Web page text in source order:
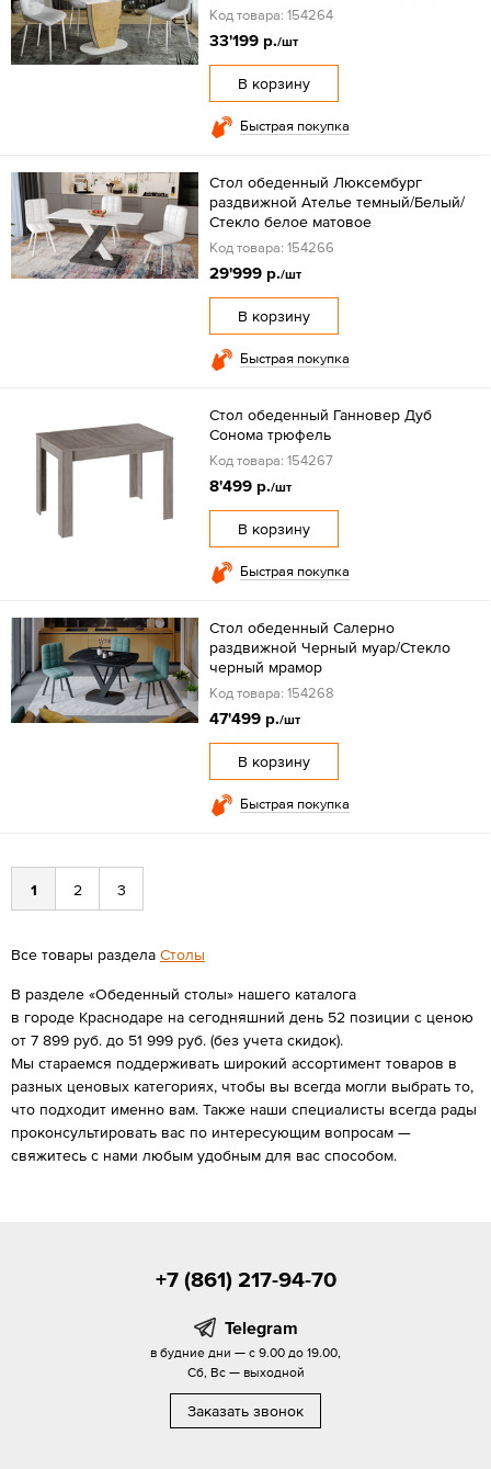
Код товара: 154264
33'199 р./шт
В корзину
Быстрая покупка
Стол обеденный Люксембург
раздвижной Ателье темный/Белый/
Стекло белое матовое
Код товара: 154266
29'999 р./шт
В корзину
Быстрая покупка
Стол обеденный Ганновер Дуб
Сонома трюфель
Код товара: 154267
8'499 р./шт
В корзину
Быстрая покупка
Стол обеденный Салерно
раздвижной Черный муар/Стекло
черный мрамор
Код товара: 154268
47'499 р./шт
В корзину
Быстрая покупка
1 2 3
Все товары раздела Столы
В разделе «Обеденный столы» нашего каталога
в городе Краснодаре на сегодняшний день 52 позиции с ценою
от 7 899 руб. до 51 999 руб. (без учета скидок).
Мы стараемся поддерживать широкий ассортимент товаров в
разных ценовых категориях, чтобы вы всегда могли выбрать то,
что подходит именно вам. Также наши специалисты всегда рады
проконсультировать вас по интересующим вопросам —
свяжитесь с нами любым удобным для вас способом.
+7 (861) 217-94-70
Telegram
в будние дни — с 9.00 до 19.00,
Сб, Вс — выходной
Заказать звонок